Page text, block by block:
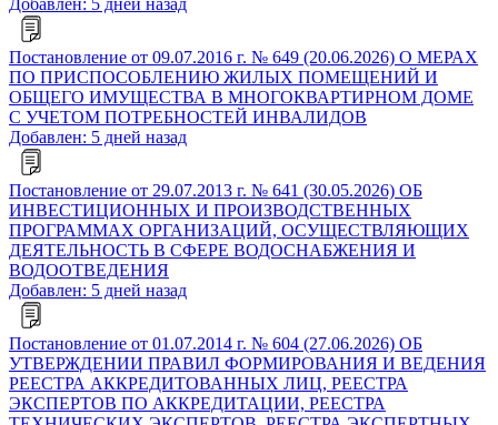
Добавлен: 5 дней назад
Постановление от 09.07.2016 г. № 649 (20.06.2026) О МЕРАХ
ПО ПРИСПОСОБЛЕНИЮ ЖИЛЫХ ПОМЕЩЕНИЙ И
ОБЩЕГО ИМУЩЕСТВА В МНОГОКВАРТИРНОМ ДОМЕ
С УЧЕТОМ ПОТРЕБНОСТЕЙ ИНВАЛИДОВ
Добавлен: 5 дней назад
Постановление от 29.07.2013 г. № 641 (30.05.2026) ОБ
ИНВЕСТИЦИОННЫХ И ПРОИЗВОДСТВЕННЫХ
ПРОГРАММАХ ОРГАНИЗАЦИЙ, ОСУЩЕСТВЛЯЮЩИХ
ДЕЯТЕЛЬНОСТЬ В СФЕРЕ ВОДОСНАБЖЕНИЯ И
ВОДООТВЕДЕНИЯ
Добавлен: 5 дней назад
Постановление от 01.07.2014 г. № 604 (27.06.2026) ОБ
УТВЕРЖДЕНИИ ПРАВИЛ ФОРМИРОВАНИЯ И ВЕДЕНИЯ
РЕЕСТРА АККРЕДИТОВАННЫХ ЛИЦ, РЕЕСТРА
ЭКСПЕРТОВ ПО АККРЕДИТАЦИИ, РЕЕСТРА